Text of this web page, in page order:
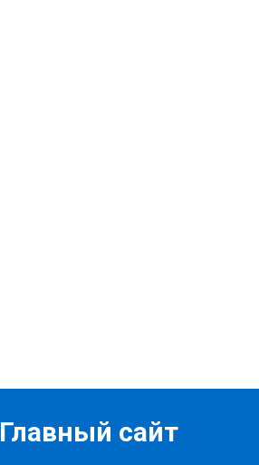
Главный сайт